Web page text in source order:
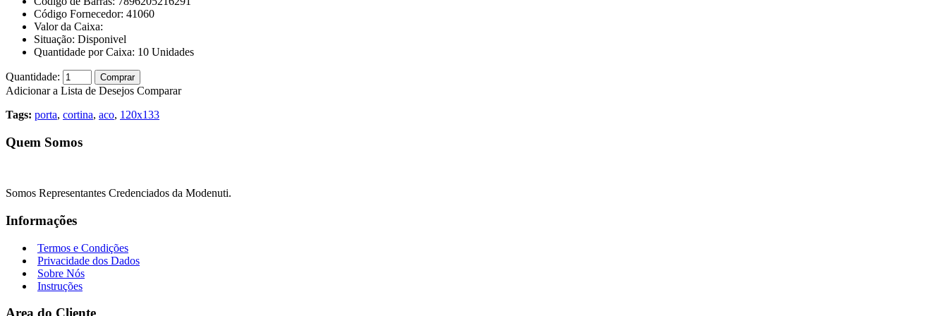
Código Fornecedor: 41060
Valor da Caixa:
Situação: Disponivel
Quantidade por Caixa: 10 Unidades
Quantidade: Comprar
Adicionar a Lista de Desejos Comparar
Tags: porta, cortina, aco, 120x133
Quem Somos
Somos Representantes Credenciados da Modenuti.
Informações
Termos e Condições
Privacidade dos Dados
Sobre Nós
Instruções